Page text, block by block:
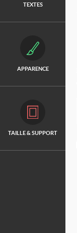
TEXTES
APPARENCE
TAILLE & SUPPORT